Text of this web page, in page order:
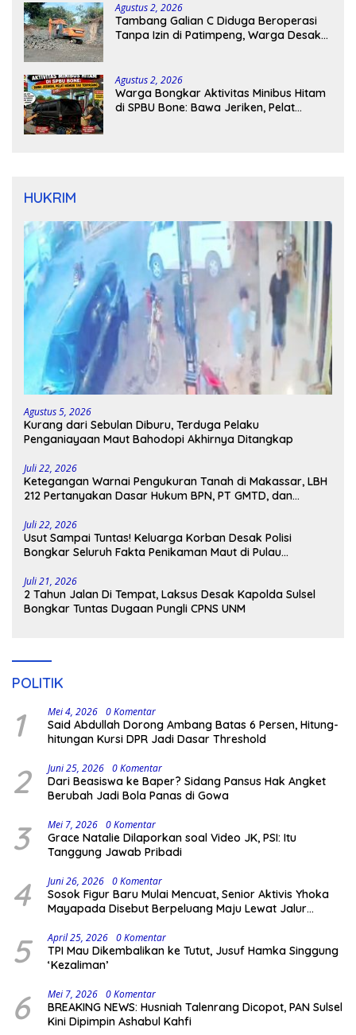
Agustus 2, 2026
Tambang Galian C Diduga Beroperasi
Tanpa Izin di Patimpeng, Warga Desak
Agustus 2, 2026
Warga Bongkar Aktivitas Minibus Hitam
di SPBU Bone: Bawa Jeriken, Pelat
HUKRIM
Agustus 5, 2026
Kurang dari Sebulan Diburu, Terduga Pelaku
Penganiayaan Maut Bahodopi Akhirnya Ditangkap
Juli 22, 2026
Ketegangan Warnai Pengukuran Tanah di Makassar, LBH
212 Pertanyakan Dasar Hukum BPN, PT GMTD, dan
Juli 22, 2026
Usut Sampai Tuntas! Keluarga Korban Desak Polisi
Bongkar Seluruh Fakta Penikaman Maut di Pulau
Juli 21, 2026
2 Tahun Jalan Di Tempat, Laksus Desak Kapolda Sulsel
Bongkar Tuntas Dugaan Pungli CPNS UNM
POLITIK
1 Mei 4, 2026 0 Komentar
Said Abdullah Dorong Ambang Batas 6 Persen, Hitung-
hitungan Kursi DPR Jadi Dasar Threshold
2 Juni 25, 2026 0 Komentar
Dari Beasiswa ke Baper? Sidang Pansus Hak Angket
Berubah Jadi Bola Panas di Gowa
3 Mei 7, 2026 0 Komentar
Grace Natalie Dilaporkan soal Video JK, PSI: Itu
Tanggung Jawab Pribadi
4 Juni 26, 2026 0 Komentar
Sosok Figur Baru Mulai Mencuat, Senior Aktivis Yhoka
Mayapada Disebut Berpeluang Maju Lewat Jalur
5 April 25, 2026 0 Komentar
TPI Mau Dikembalikan ke Tutut, Jusuf Hamka Singgung
‘Kezaliman’
6 Mei 7, 2026 0 Komentar
BREAKING NEWS: Husniah Talenrang Dicopot, PAN Sulsel
Kini Dipimpin Ashabul Kahfi